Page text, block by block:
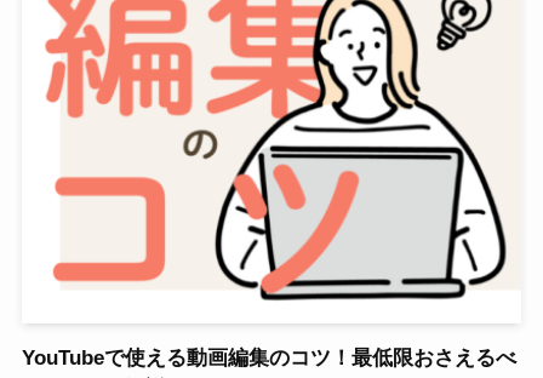
YouTubeで使える動画編集のコツ！最低限おさえるべ